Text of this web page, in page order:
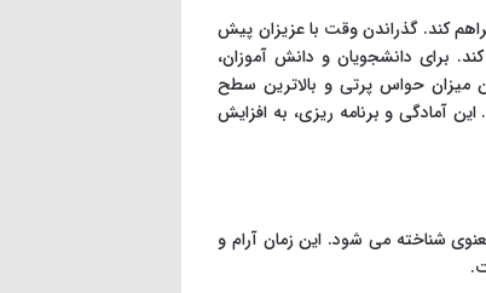
کند. گذراندن وقت با عزیزان پیش
برای دانشجویان و دانش آموزان،
حواس پرتی و بالاترین سطح
آمادگی و برنامه ریزی، به افزایش
شناخته می شود. این زمان آرام و